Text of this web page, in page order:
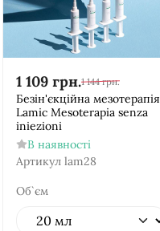
1 109 грн.1 144 грн.
Безін'єкційна мезотерапія
Lamic Mesoterapia senza
iniezioni
В наявності
Артикул lam28
Об`єм